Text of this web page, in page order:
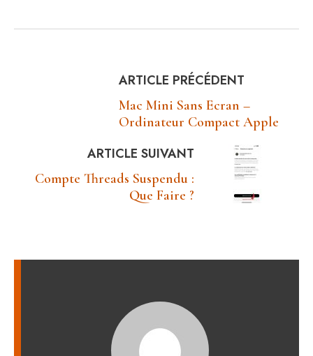
ARTICLE PRÉCÉDENT
Mac Mini Sans Ecran –
Ordinateur Compact Apple
ARTICLE SUIVANT
Compte Threads Suspendu :
Que Faire ?